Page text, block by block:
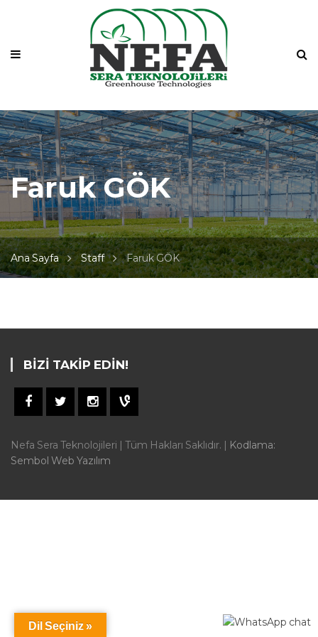
Kurumsal
Ürünlerimiz
Çözümlerimiz
Galeri
İletişim
Faruk GÖK
Ana Sayfa Staff Faruk GÖK
BIZI TAKIP EDIN!
Nefa Sera Teknolojileri | Tüm Hakları Saklıdır. | Kodlama:
Sembol Web Yazılım
Dil Seçiniz »